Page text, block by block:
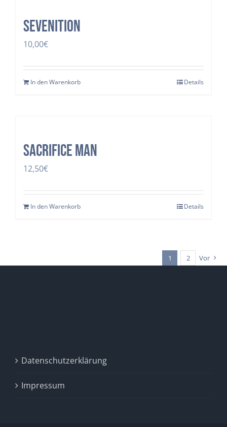
Sevenition
10,00€
In den Warenkorb Details
SACRIFICE MAN
12,50€
In den Warenkorb Details
1 2 Vor
Datenschutzerklärung
Impressum